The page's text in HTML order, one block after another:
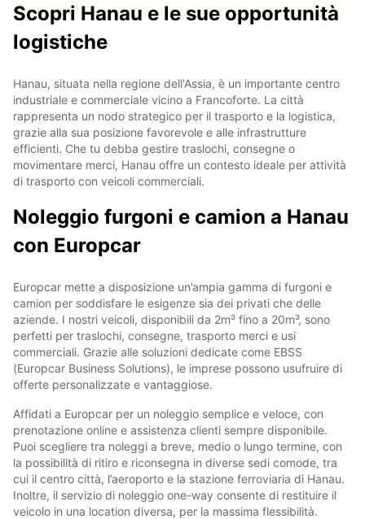
Scopri Hanau e le sue opportunità
logistiche
Hanau, situata nella regione dell'Assia, è un importante centro
industriale e commerciale vicino a Francoforte. La città
rappresenta un nodo strategico per il trasporto e la logistica,
grazie alla sua posizione favorevole e alle infrastrutture
efficienti. Che tu debba gestire traslochi, consegne o
movimentare merci, Hanau offre un contesto ideale per attività
di trasporto con veicoli commerciali.
Noleggio furgoni e camion a Hanau
con Europcar
Europcar mette a disposizione un’ampia gamma di furgoni e
camion per soddisfare le esigenze sia dei privati che delle
aziende. I nostri veicoli, disponibili da 2m³ fino a 20m³, sono
perfetti per traslochi, consegne, trasporto merci e usi
commerciali. Grazie alle soluzioni dedicate come EBSS
(Europcar Business Solutions), le imprese possono usufruire di
offerte personalizzate e vantaggiose.
Affidati a Europcar per un noleggio semplice e veloce, con
prenotazione online e assistenza clienti sempre disponibile.
Puoi scegliere tra noleggi a breve, medio o lungo termine, con
la possibilità di ritiro e riconsegna in diverse sedi comode, tra
cui il centro città, l’aeroporto e la stazione ferroviaria di Hanau.
Inoltre, il servizio di noleggio one-way consente di restituire il
veicolo in una location diversa, per la massima flessibilità.